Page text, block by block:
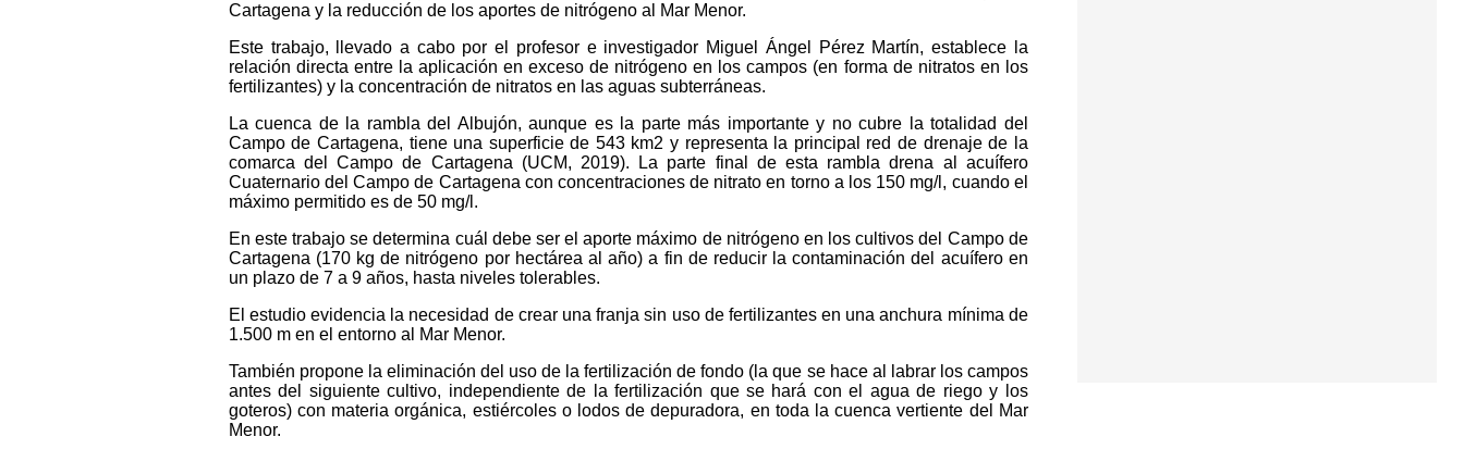
Cartagena y la reducción de los aportes de nitrógeno al Mar Menor.
Este trabajo, llevado a cabo por el profesor e investigador Miguel Ángel Pérez Martín, establece la
relación directa entre la aplicación en exceso de nitrógeno en los campos (en forma de nitratos en los
fertilizantes) y la concentración de nitratos en las aguas subterráneas.
La cuenca de la rambla del Albujón, aunque es la parte más importante y no cubre la totalidad del
Campo de Cartagena, tiene una superficie de 543 km2 y representa la principal red de drenaje de la
comarca del Campo de Cartagena (UCM, 2019). La parte final de esta rambla drena al acuífero
Cuaternario del Campo de Cartagena con concentraciones de nitrato en torno a los 150 mg/l, cuando el
máximo permitido es de 50 mg/l.
En este trabajo se determina cuál debe ser el aporte máximo de nitrógeno en los cultivos del Campo de
Cartagena (170 kg de nitrógeno por hectárea al año) a fin de reducir la contaminación del acuífero en
un plazo de 7 a 9 años, hasta niveles tolerables.
El estudio evidencia la necesidad de crear una franja sin uso de fertilizantes en una anchura mínima de
1.500 m en el entorno al Mar Menor.
También propone la eliminación del uso de la fertilización de fondo (la que se hace al labrar los campos
antes del siguiente cultivo, independiente de la fertilización que se hará con el agua de riego y los
goteros) con materia orgánica, estiércoles o lodos de depuradora, en toda la cuenca vertiente del Mar
Menor.